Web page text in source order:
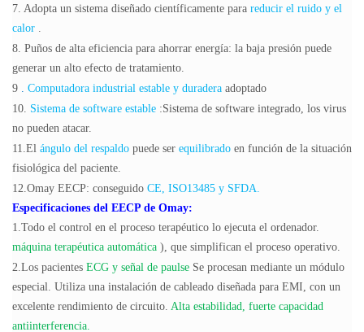
7. Adopta un sistema diseñado científicamente para reducir el ruido y el
calor .
8. Puños de alta eficiencia para ahorrar energía: la baja presión puede
generar un alto efecto de tratamiento.
9 . Computadora industrial estable y duradera adoptado
10. Sistema de software estable :Sistema de software integrado, los virus
no pueden atacar.
11.El ángulo del respaldo puede ser equilibrado en función de la situación
fisiológica del paciente.
12.Omay EECP: conseguido CE, ISO13485 y SFDA.
Especificaciones del EECP de Omay:
1.Todo el control en el proceso terapéutico lo ejecuta el ordenador.
máquina terapéutica automática ), que simplifican el proceso operativo.
2.Los pacientes ECG y señal de paulse Se procesan mediante un módulo
especial. Utiliza una instalación de cableado diseñada para EMI, con un
excelente rendimiento de circuito. Alta estabilidad, fuerte capacidad
antiinterferencia.